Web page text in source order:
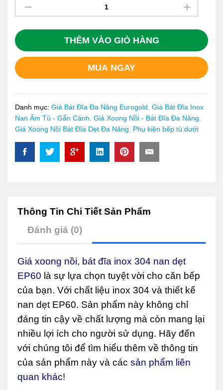
xoong
nồi,
bát
đĩa
inox
304
nan
EP60
quantity
THÊM VÀO GIỎ HÀNG
MUA NGAY
Danh mục: Giá Bát Đĩa Đa Năng Eurogold, Giá Bát Đĩa Inox
Nan Âm Tủ - Gắn Cánh, Giá Xoong Nồi - Bát Đĩa Đa Năng,
Giá Xoong Nồi Bát Đĩa Dẹt Đa Năng, Phụ kiện bếp tủ dưới
Thông Tin Chi Tiết Sản Phẩm
Đánh giá (0)
Giá xoong nồi, bát đĩa inox 304 nan dẹt
EP60 là sự lựa chọn tuyệt vời cho căn bếp
của bạn. Với chất liệu inox 304 và thiết kế
nan dẹt EP60. Sản phẩm này không chỉ
đáng tin cậy về chất lượng mà còn mang lại
nhiều lợi ích cho người sử dụng. Hãy đến
với chúng tôi để tìm hiểu thêm về thông tin
của sản phẩm này và các sản phẩm liên
quan khác!